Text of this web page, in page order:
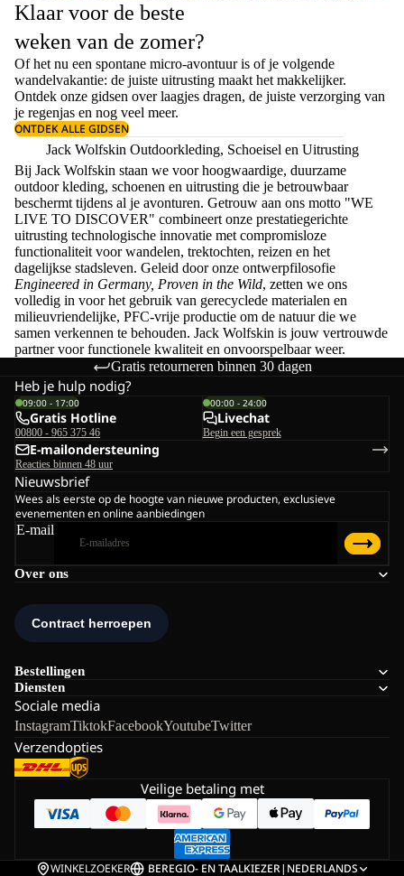
Klaar voor de beste
weken van de zomer?
Of het nu een spontane micro-avontuur is of je volgende
wandelvakantie: de juiste uitrusting maakt het makkelijker.
Ontdek onze gidsen overlaagjes dragen, de juiste verzorging van
je regenjas en nog veel meer.
ONTDEK ALLE GIDSEN
Jack Wolfskin Outdoorkleding, Schoeisel en Uitrusting
Bij Jack Wolfskin staan we voor hoogwaardige, duurzame
outdoor kleding, schoenen en uitrusting die je betrouwbaar
beschermt tijdens al je avonturen. Getrouw aan ons motto "WE
LIVE TO DISCOVER" combineert onze prestatiegerichte
uitrusting technologische innovatie met compromisloze
functionaliteit voor wandelen, trektochten, reizen en het
dagelijkse stadsleven. Geleid door onze ontwerpfilosofie
Engineered in Germany, Proven in the Wild, zetten we ons
volledig in voor het gebruik van gerecyclede materialen en
milieuvriendelijke, PFC-vrije productie om de natuur die we
samen verkennen te behouden. Jack Wolfskin is jouw vertrouwde
partner voor functionele kwaliteit en onvoorspelbaar weer.
Gratis retourneren binnen 30 dagen
Over ons
Bestellingen
Diensten
Sociale media
InstagramTiktokFacebookYoutubeTwitter
Verzendopties
Heb je hulp nodig?
09:00 - 17:00
Gratis Hotline
00800 - 965 375 46
00:00 - 24:00
Livechat
Begin een gesprek
E-mailondersteuning
Reacties binnen 48 uur
Nieuwsbrief
Wees als eerste op de hoogte van nieuwe producten, exclusieve
evenementen en online aanbiedingen
E-mail
Veilige betaling met
WINKELZOEKER BEREGIO- EN TAALKIEZER| NEDERLANDS